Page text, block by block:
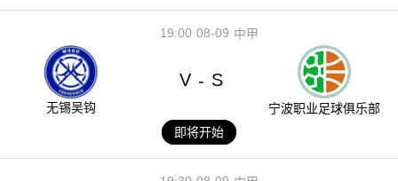
08-09
19:00 中甲
无锡吴钩
V - S
宁波职业足球俱乐部
即将开始